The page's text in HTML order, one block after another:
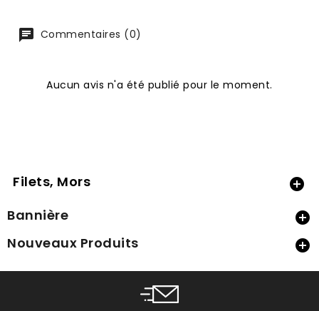
Commentaires (0)
Aucun avis n'a été publié pour le moment.
Filets, Mors 
Bannière 
Nouveaux Produits 